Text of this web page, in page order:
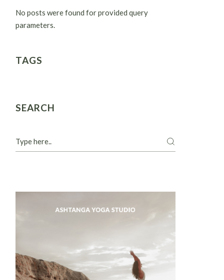
No posts were found for provided query
parameters.
TAGS
SEARCH